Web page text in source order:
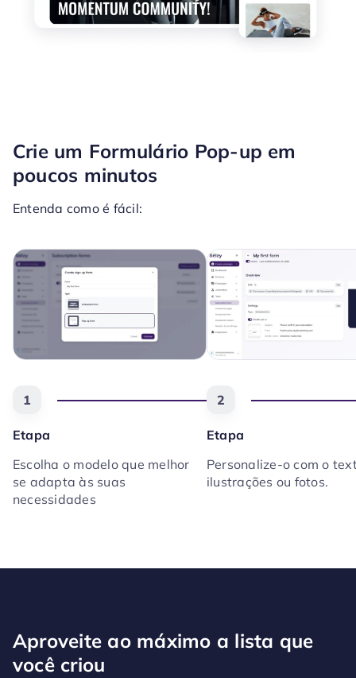
Crie um Formulário Pop-up em
poucos minutos
Entenda como é fácil:
1
Etapa
Escolha o modelo que melhor
se adapta às suas
necessidades
2
Etapa
Personalize-o com o
ilustrações ou fotos.
Aproveite ao máximo a lista que
você criou